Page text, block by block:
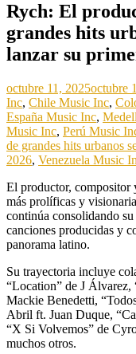
Rych: El
grandes hits
lanzar su
octubre 11, 2025octubre
Inc, Chile Music Inc,
España Music Inc,
Music Inc, Perú Music
de grandes hits urbanos
2026, Venezuela Music
El productor, compositor
más prolíficas y
continúa consolidando
canciones producidas y
panorama latino.
Su trayectoria incluye
“Location” de J
Mackie Benedetti,
Abril ft. Juan Duque,
“X Si Volvemos” de
muchos otros.